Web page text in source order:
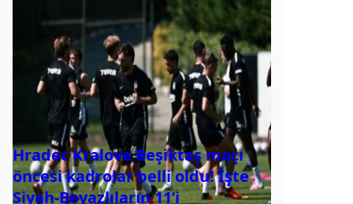
Hradec Kralove Beşiktaş maçı
öncesi kadrolar belli oldu! İşte
Siyah-Beyazlıların 11’i